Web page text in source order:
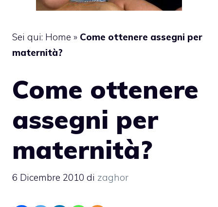
Sei qui: Home » Come ottenere assegni per
maternità?
Come ottenere
assegni per
maternità?
6 Dicembre 2010 di zaghor